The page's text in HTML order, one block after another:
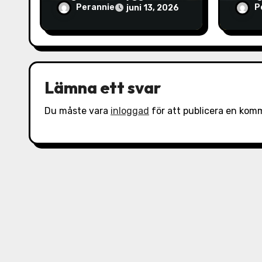
g
avloppPerannie juni 13, 2026
Lämna ett svar
Du måste vara inloggad för att publicera en